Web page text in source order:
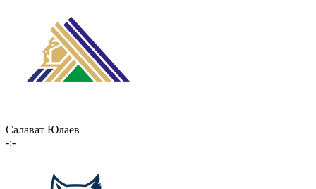
Салават Юлаев
-:-